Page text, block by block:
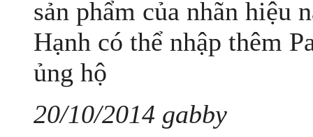
sản phẩm của nhãn hiệu
Hạnh có thể nhập thêm
ủng hộ
20/10/2014 gabby